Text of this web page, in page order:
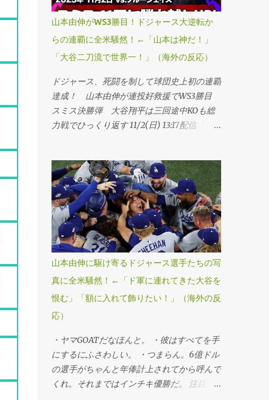
山本由伸がWS3勝目！ドジャース大逆転か
らの連覇に全米騒然！←「山本は神だ！」
「大谷二刀流で世界一！」（海外の反応）
ドジャース、死闘を制して球団史上初の連覇
達成！ 山本由伸が連投好救援でWS3勝目
スミス決勝弾 大谷翔平は三回途中KOも総
力戦でひっくり返す 11/2(日) 13:17配信「ワ
ャースが延長十一回にスミスの勝ち越し本塁
打で球団史上初、MLB25年ぶりのワールド
シリーズ連覇を果たした。第6戦勝利投手の
山本由伸投手が九回途中から登板し、1死満
塁のピンチを切り抜けるなど、3回を無失点
に抑えてシリーズ3勝目を挙げた。「1番・投
手兼指名打者」で先発出場した大谷翔平投手
は三回に決勝3ランを被弾し、マウンドで両
手を膝につきうなだれKO。打者としては第3
戦以来のマルチ安打をマークするなど5打数
2安打1四球だった。 ・連覇だぜベイビー。
あみろトロント！マリナーズファンとして感
謝する。 ・よおおおお！泣きそうだ。カー
ショーのために嬉しすぎる。 ・よっしゃあ
あああ！MVPはヤマだ！ 注目記事（外部サ
山本由伸に駆け寄るドジャース選手たちの写
真に全米騒然！←「ド軍に連れてきた大谷を
恨む」「額に入れて飾りたい！」（海外の反
応）
・ヤマGOATだなほんと。 ・彼はすべてを手
にするにふさわしい。 ・つまらん。6億ドル
の選手がちゃんと年俸計上されてから呼んで
くれ。それまではインチキ優勝だ。 注目記